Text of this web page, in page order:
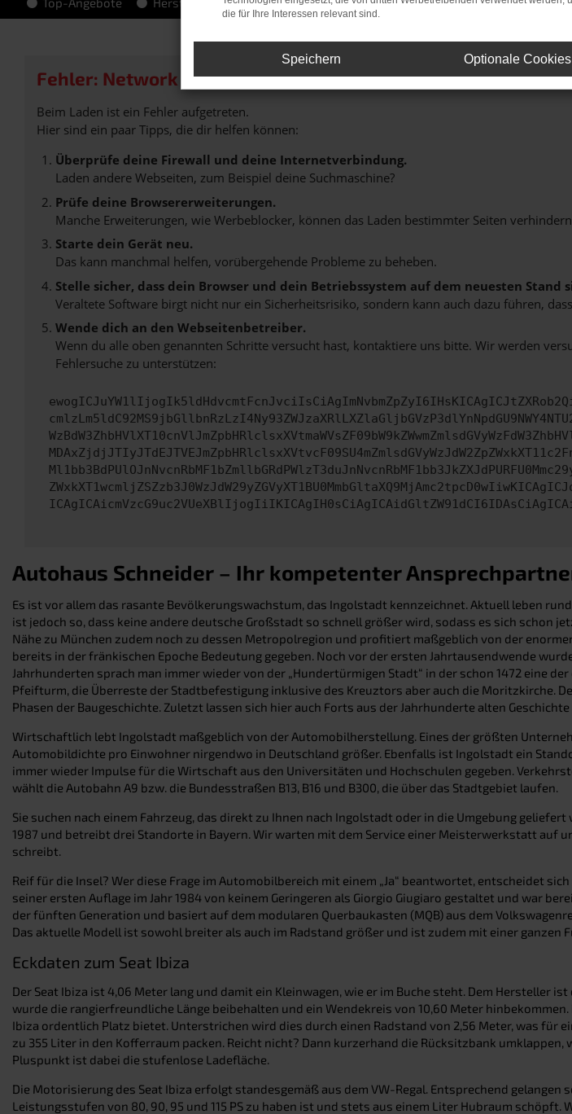
Fehler: Network Error
Beim Laden ist ein Fehler aufgetreten.
Hier sind ein paar Tipps, die dir helfen können:
Überprüfe deine Firewall und deine Internetverbindung.
Laden andere Webseiten, zum Beispiel deine Suchmaschine?
Prüfe deine Browsererweiterungen.
Manche Erweiterungen, wie Werbeblocker, können das Laden bestimmter Seiten
Starte dein Gerät neu.
Das kann manchmal helfen, vorübergehende Probleme zu beheben.
Stelle sicher, dass dein Browser und dein Betriebssystem auf dem neuesten Stand
Veraltete Software birgt nicht nur ein Sicherheitsrisiko, sondern kann auch dazu führen,
Wende dich an den Webseitenbetreiber.
Wenn du alle oben genannten Schritte versucht hast, kontaktiere uns bitte. Wir werden
Fehlersuche zu unterstützen:
Autohaus Schneider – Ihr kompetenter
Es ist vor allem das rasante Bevölkerungswachstum, das Ingolstadt kennzeichnet. Aktuell leben
ist jedoch so, dass keine andere deutsche Großstadt so schnell größer wird, sodass es sich
Nähe zu München zudem noch zu dessen Metropolregion und profitiert maßgeblich von der
bereits in der fränkischen Epoche Bedeutung gegeben. Noch vor der ersten Jahrtausendwende
Jahrhunderten sprach man immer wieder von der „Hundertürmigen Stadt“ in der schon 1472 eine
Pfeifturm, die Überreste der Stadtbefestigung inklusive des Kreuztors aber auch die Moritzkirche.
Phasen der Baugeschichte. Zuletzt lassen sich hier auch Forts aus der Jahrhunderte alten
Wirtschaftlich lebt Ingolstadt maßgeblich von der Automobilherstellung. Eines der größten
Automobildichte pro Einwohner nirgendwo in Deutschland größer. Ebenfalls ist Ingolstadt ein
immer wieder Impulse für die Wirtschaft aus den Universitäten und Hochschulen gegeben.
wählt die Autobahn A9 bzw. die Bundesstraßen B13, B16 und B300, die über das Stadtgebiet laufen.
Sie suchen nach einem Fahrzeug, das direkt zu Ihnen nach Ingolstadt oder in die Umgebung
1987 und betreibt drei Standorte in Bayern. Wir warten mit dem Service einer Meisterwerkstatt auf
schreibt.
Reif für die Insel? Wer diese Frage im Automobilbereich mit einem „Ja“ beantwortet, entscheidet
seiner ersten Auflage im Jahr 1984 von keinem Geringeren als Giorgio Giugiaro gestaltet und war
der fünften Generation und basiert auf dem modularen Querbaukasten (MQB) aus dem
Das aktuelle Modell ist sowohl breiter als auch im Radstand größer und ist zudem mit einer ganzen
Eckdaten zum Seat Ibiza
Der Seat Ibiza ist 4,06 Meter lang und damit ein Kleinwagen, wie er im Buche steht. Dem Hersteller
wurde die rangierfreundliche Länge beibehalten und ein Wendekreis von 10,60 Meter
Ibiza ordentlich Platz bietet. Unterstrichen wird dies durch einen Radstand von 2,56 Meter, was für
zu 355 Liter in den Kofferraum packen. Reicht nicht? Dann kurzerhand die Rücksitzbank
Pluspunkt ist dabei die stufenlose Ladefläche.
Die Motorisierung des Seat Ibiza erfolgt standesgemäß aus dem VW-Regal. Entsprechend
Leistungsstufen von 80, 90, 95 und 115 PS zu haben ist und stets aus einem Liter Hubraum
die für Ihre Interessen relevant sind.
Speichern Optionale